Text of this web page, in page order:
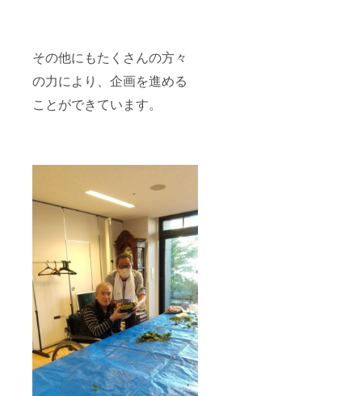
その他にもたくさんの方々
の力により、企画を進める
ことができています。